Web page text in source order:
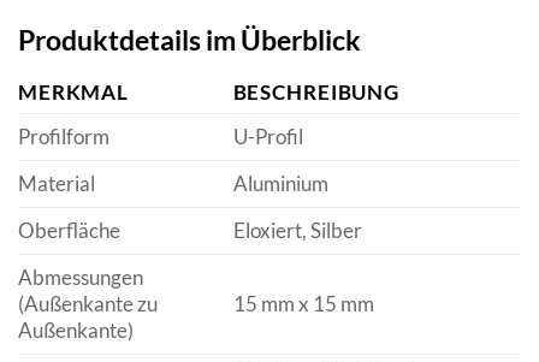
Produktdetails im Überblick
MERKMAL
BESCHREIBUNG
Profilform
U-Profil
Material
Aluminium
Oberfläche
Eloxiert, Silber
Abmessungen
(Außenkante zu
Außenkante)
15 mm x 15 mm